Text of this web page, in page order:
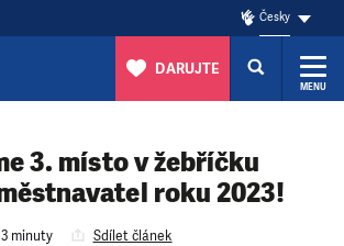
Česky
DARUJTE
MENU
3. místo v žebříčku
roku 2023!
3 minuty Sdílet článek